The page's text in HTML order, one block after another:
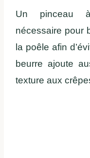
Un pinceau
nécessaire pour
la poêle afin
beurre ajoute
texture aux